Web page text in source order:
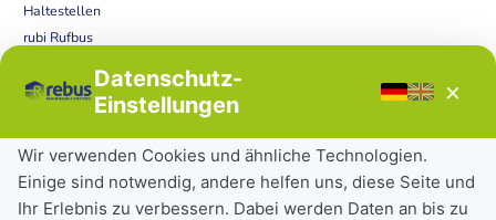
Haltestellen
rubi Rufbus
Störungen
Tickets & Tarife
Deutschlandticket
Schülerkarte
Datenschutz-
Einstellungen
×
Wir verwenden Cookies und ähnliche Technologien.
Einige sind notwendig, andere helfen uns, diese Seite und
Ihr Erlebnis zu verbessern. Dabei werden Daten an bis zu